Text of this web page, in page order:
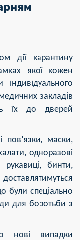
дії карантину
якої кожен
закладів
їх до дверей
пов’язки, маски,
одноразові
рукавиці, бинти,
були спеціально
для боротьби з
нові випадки